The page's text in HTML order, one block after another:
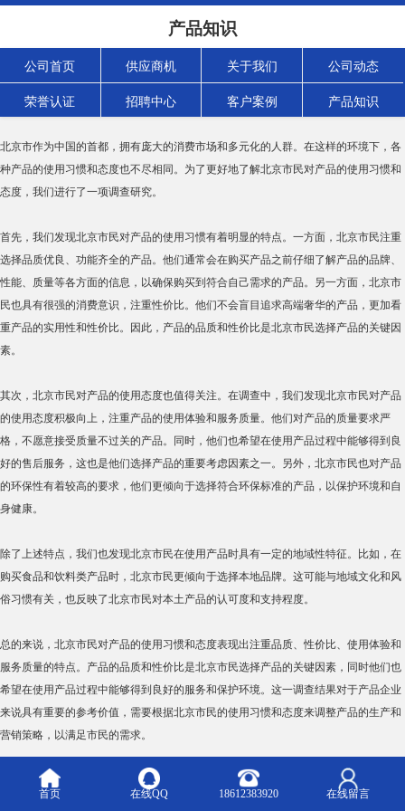
产品知识
公司首页 供应商机 关于我们 公司动态
荣誉认证 招聘中心 客户案例 产品知识
研究北京产品使用习惯及态度
北京市作为中国的首都，拥有庞大的消费市场和多元化的人群。在这样的环境下，各
种产品的使用习惯和态度也不尽相同。为了更好地了解北京市民对产品的使用习惯和
态度，我们进行了一项调查研究。
首先，我们发现北京市民对产品的使用习惯有着明显的特点。一方面，北京市民注重
选择品质优良、功能齐全的产品。他们通常会在购买产品之前仔细了解产品的品牌、
性能、质量等各方面的信息，以确保购买到符合自己需求的产品。另一方面，北京市
民也具有很强的消费意识，注重性价比。他们不会盲目追求高端奢华的产品，更加看
重产品的实用性和性价比。因此，产品的品质和性价比是北京市民选择产品的关键因
素。
其次，北京市民对产品的使用态度也值得关注。在调查中，我们发现北京市民对产品
的使用态度积极向上，注重产品的使用体验和服务质量。他们对产品的质量要求严
格，不愿意接受质量不过关的产品。同时，他们也希望在使用产品过程中能够得到良
好的售后服务，这也是他们选择产品的重要考虑因素之一。另外，北京市民也对产品
的环保性有着较高的要求，他们更倾向于选择符合环保标准的产品，以保护环境和自
身健康。
除了上述特点，我们也发现北京市民在使用产品时具有一定的地域性特征。比如，在
购买食品和饮料类产品时，北京市民更倾向于选择本地品牌。这可能与地域文化和风
俗习惯有关，也反映了北京市民对本土产品的认可度和支持程度。
总的来说，北京市民对产品的使用习惯和态度表现出注重品质、性价比、使用体验和
服务质量的特点。产品的品质和性价比是北京市民选择产品的关键因素，同时他们也
希望在使用产品过程中能够得到良好的服务和保护环境。这一调查结果对于产品企业
来说具有重要的参考价值，需要根据北京市民的使用习惯和态度来调整产品的生产和
营销策略，以满足市民的需求。
此外，我们也应该充分认识到北京市民对于产品的使用习惯和态度是不断变化的，随
着社会发展和生活方式的变化，他们的需求也会发生相应的变化。因此，产品企业需
首页 在线QQ 18612383920 在线留言